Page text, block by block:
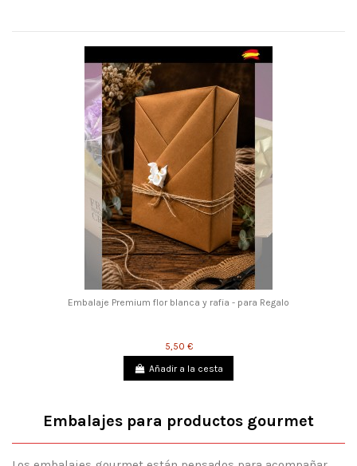
Embalaje Premium flor blanca y rafia - para Regalo
5,50 €
Añadir a la cesta
Embalajes para productos gourmet